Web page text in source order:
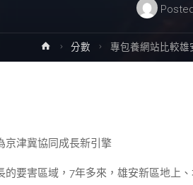
Home分數 專包養網站比較雄
京津冀協同成長新引擎
的要害區域，7年多來，雄安新區地上